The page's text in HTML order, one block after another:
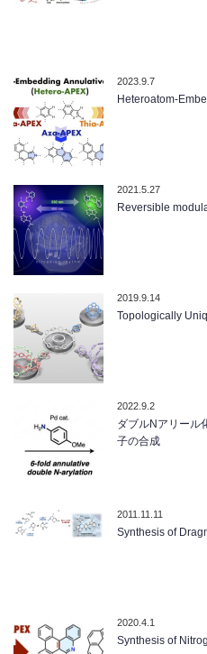
2023.9.7
Heteroatom-
2021.5.27
Reversible
2019.9.14
Topologically
2022.9.2
ダブルNアリール
子の合成
2011.11.11
Synthesis of
2020.4.1
Synthesis of